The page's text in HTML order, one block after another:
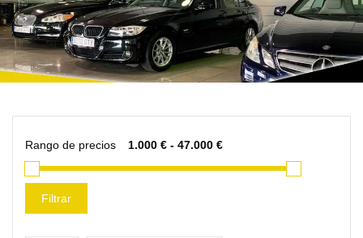
Rango de precios
Filtrar